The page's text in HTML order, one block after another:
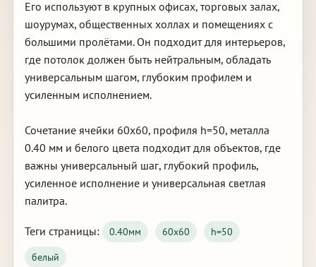
Его используют в крупных офисах, торговых залах,
шоурумах, общественных холлах и помещениях с
большими пролётами. Он подходит для интерьеров,
где потолок должен быть нейтральным, обладать
универсальным шагом, глубоким профилем и
усиленным исполнением.
Сочетание ячейки 60х60, профиля h=50, металла
0.40 мм и белого цвета подходит для объектов, где
важны универсальный шаг, глубокий профиль,
усиленное исполнение и универсальная светлая
палитра.
Теги страницы: 0.40мм 60х60
h=50
белый